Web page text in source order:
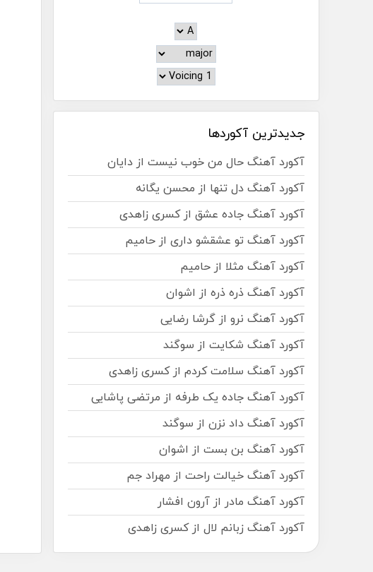
جدیدترین آکوردها
آکورد آهنگ حال من خوب نیست از دایان
آکورد آهنگ دل تنها از محسن یگانه
آکورد آهنگ جاده عشق از کسری زاهدی
آکورد آهنگ تو عشقشو داری از حامیم
آکورد آهنگ مثلا از حامیم
آکورد آهنگ ذره ذره از اشوان
آکورد آهنگ نرو از گرشا رضایی
آکورد آهنگ شکایت از سوگند
آکورد آهنگ سلامت کردم از کسری زاهدی
آکورد آهنگ جاده یک طرفه از مرتضی پاشایی
آکورد آهنگ داد نزن از سوگند
آکورد آهنگ بن بست از اشوان
آکورد آهنگ خیالت راحت از مهراد جم
آکورد آهنگ مادر از آرون افشار
آکورد آهنگ زبانم لال از کسری زاهدی